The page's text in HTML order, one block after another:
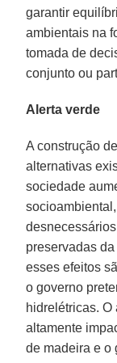
garantir
ambientais na
tomada de
conjunto ou
Alerta verde
A construção
alternativas
sociedade
preservadas da
esses efeitos
o governo
hidrelétricas.
altamente
de madeira e o